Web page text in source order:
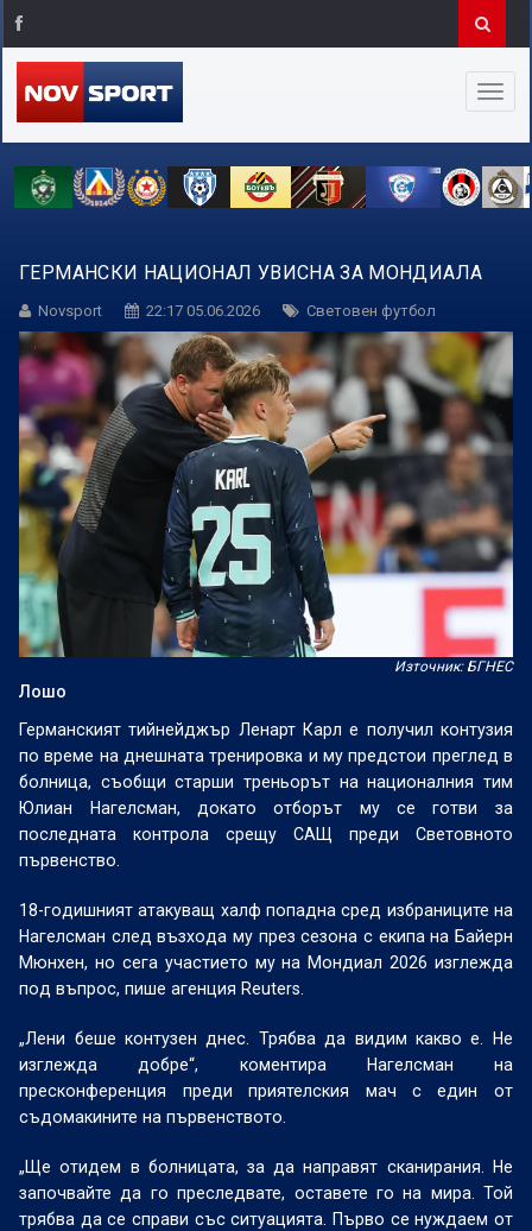
ГЕРМАНСКИ НАЦИОНАЛ УВИСНА ЗА МОНДИАЛА
Novsport 22:17 05.06.2026 Световен футбол
Източник: БГНЕС
Лошо
Германският тийнейджър Ленарт Карл е получил контузия
по време на днешната тренировка и му предстои преглед в
болница, съобщи старши треньорът на националния тим
Юлиан Нагелсман, докато отборът му се готви за
последната контрола срещу САЩ преди Световното
първенство.
18-годишният атакуващ халф попадна сред избраниците на
Нагелсман след възхода му през сезона с екипа на Байерн
Мюнхен, но сега участието му на Мондиал 2026 изглежда
под въпрос, пише агенция Reuters.
„Лени беше контузен днес. Трябва да видим какво е. Не
изглежда добре“, коментира Нагелсман на
пресконференция преди приятелския мач с един от
съдомакините на първенството.
„Ще отидем в болницата, за да направят сканирания. Не
започвайте да го преследвате, оставете го на мира. Той
трябва да се справи със ситуацията. Първо се нуждаем от